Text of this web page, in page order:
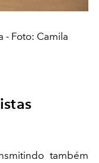
- Foto: Camila
também